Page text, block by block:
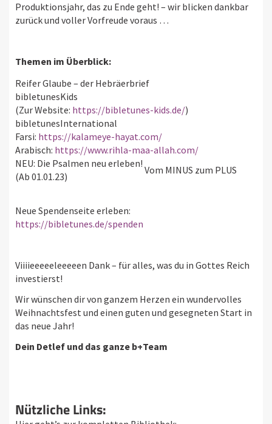
Produktionsjahr, das zu Ende geht! – wir blicken dankbar
zurück und voller Vorfreude voraus …
Themen im Überblick:
Reifer Glaube – der Hebräerbrief
bibletunesKids
(Zur Website: https://bibletunes-kids.de/)
bibletunesInternational
Farsi: https://kalameye-hayat.com/
Arabisch: https://www.rihla-maa-allah.com/
NEU: Die Psalmen neu erleben!
(Ab 01.01.23)
Vom MINUS zum PLUS
Neue Spendenseite erleben:
https://bibletunes.de/spenden
Viiiieeeeeleeeeen Dank – für alles, was du in Gottes Reich
investierst!
Wir wünschen dir von ganzem Herzen ein wundervolles
Weihnachtsfest und einen guten und gesegneten Start in
das neue Jahr!
Dein Detlef und das ganze b+Team
Nützliche Links: